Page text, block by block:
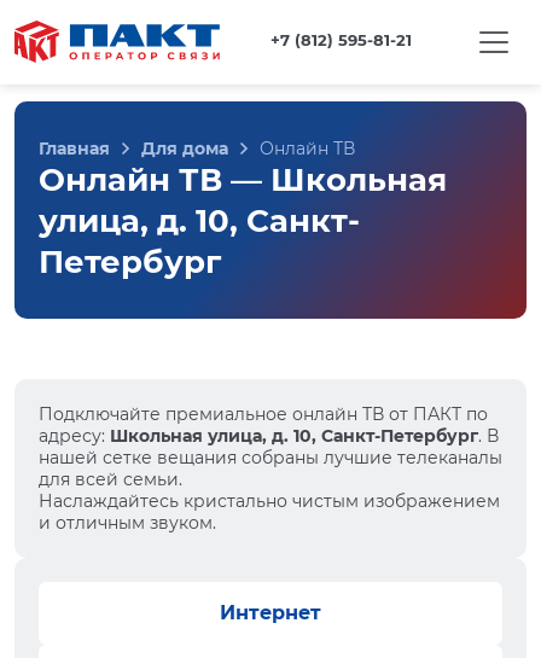
+7 (812) 595-81-21
Главная Для дома Онлайн ТВ
Онлайн ТВ — Школьная
улица, д. 10, Санкт-
Петербург
Подключайте премиальное онлайн ТВ от ПАКТ по
адресу: Школьная улица, д. 10, Санкт-Петербург. В
нашей сетке вещания собраны лучшие телеканалы
для всей семьи.
Наслаждайтесь кристально чистым изображением
и отличным звуком.
Интернет